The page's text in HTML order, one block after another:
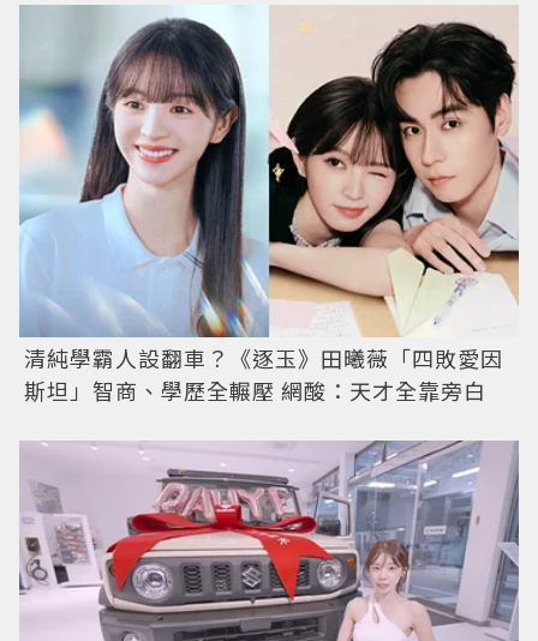
清純學霸人設翻車？《逐玉》田曦薇「四敗愛因
斯坦」智商、學歷全輾壓 網酸：天才全靠旁白